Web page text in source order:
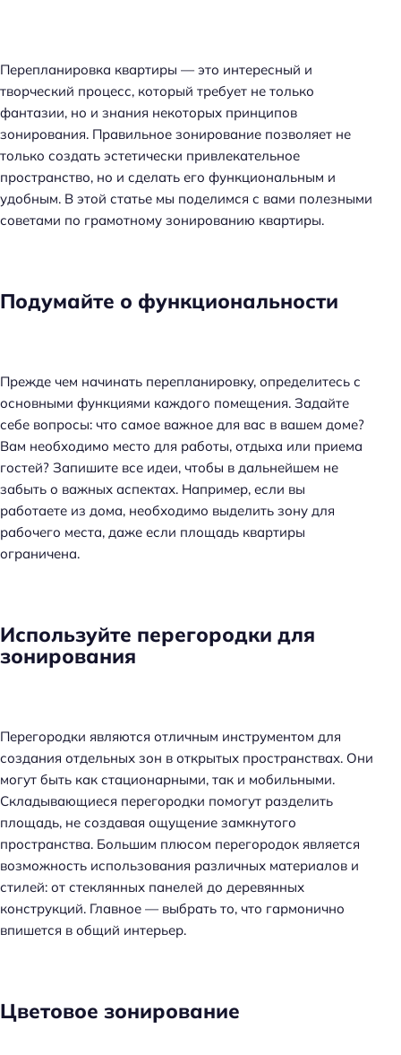
Перепланировка квартиры — это интересный и
творческий процесс, который требует не только
фантазии, но и знания некоторых принципов
зонирования. Правильное зонирование позволяет не
только создать эстетически привлекательное
пространство, но и сделать его функциональным и
удобным. В этой статье мы поделимся с вами полезными
советами по грамотному зонированию квартиры.
Подумайте о функциональности
Прежде чем начинать перепланировку, определитесь с
основными функциями каждого помещения. Задайте
себе вопросы: что самое важное для вас в вашем доме?
Вам необходимо место для работы, отдыха или приема
гостей? Запишите все идеи, чтобы в дальнейшем не
забыть о важных аспектах. Например, если вы
работаете из дома, необходимо выделить зону для
рабочего места, даже если площадь квартиры
ограничена.
Используйте перегородки для
зонирования
Перегородки являются отличным инструментом для
создания отдельных зон в открытых пространствах. Они
могут быть как стационарными, так и мобильными.
Складывающиеся перегородки помогут разделить
площадь, не создавая ощущение замкнутого
пространства. Большим плюсом перегородок является
возможность использования различных материалов и
стилей: от стеклянных панелей до деревянных
конструкций. Главное — выбрать то, что гармонично
впишется в общий интерьер.
Цветовое зонирование